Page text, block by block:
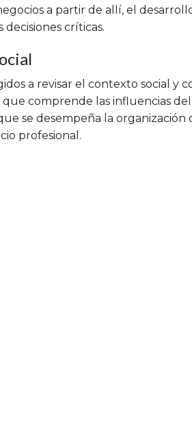
a partir de allí, el
críticas.
a revisar el contexto social y
comprende las influencias
se desempeña la organización
profesional.